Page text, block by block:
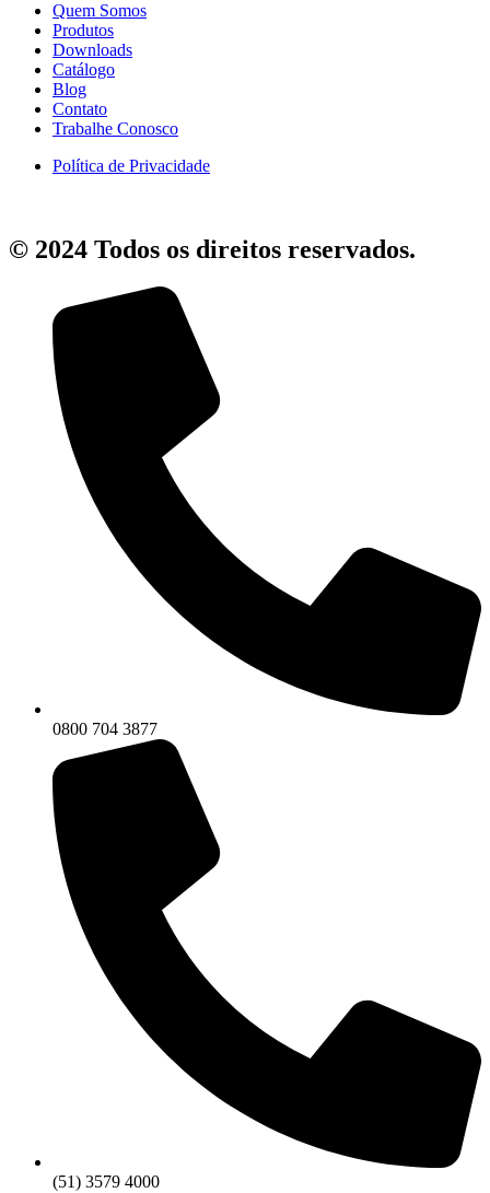
Quem Somos
Produtos
Downloads
Catálogo
Blog
Contato
Trabalhe Conosco
Política de Privacidade
© 2024 Todos os direitos reservados.
0800 704 3877
(51) 3579 4000